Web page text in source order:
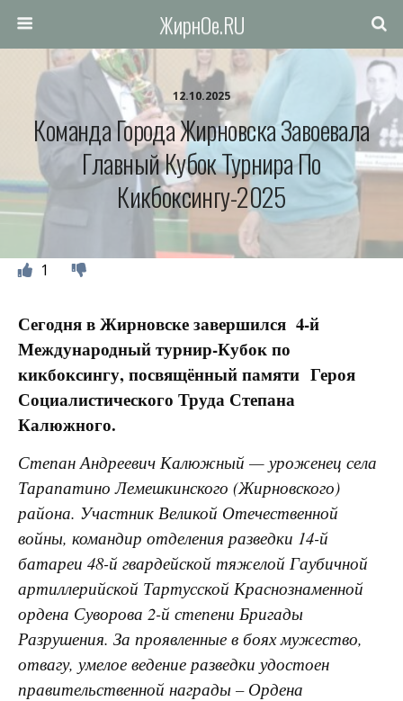
ЖирнОе.RU
12.10.2025
Команда Города Жирновска Завоевала
Главный Кубок Турнира По
Кикбоксингу-2025
1
Сегодня в Жирновске завершился 4-й
Международный турнир-Кубок по
кикбоксингу, посвящённый памяти Героя
Социалистического Труда Степана
Калюжного.
Степан Андреевич Калюжный — уроженец села
Тарапатино Лемешкинского (Жирновского)
района. Участник Великой Отечественной
войны, командир отделения разведки 14-й
батареи 48-й гвардейской тяжелой Гаубичной
артиллерийской Тартусской Краснознаменной
ордена Суворова 2-й степени Бригады
Разрушения. За проявленные в боях мужество,
отвагу, умелое ведение разведки удостоен
правительственной награды – Ордена